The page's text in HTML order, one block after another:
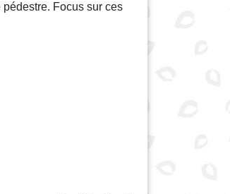
Focus sur ces